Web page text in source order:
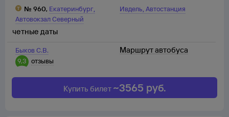
№ 960, Екатеринбург,
Автовокзал Северный
Ивдель,Автостанция
Быков С.В.
9,3
отзывы
четные даты
Маршрут автобуса
Купить билет ~3565 руб.